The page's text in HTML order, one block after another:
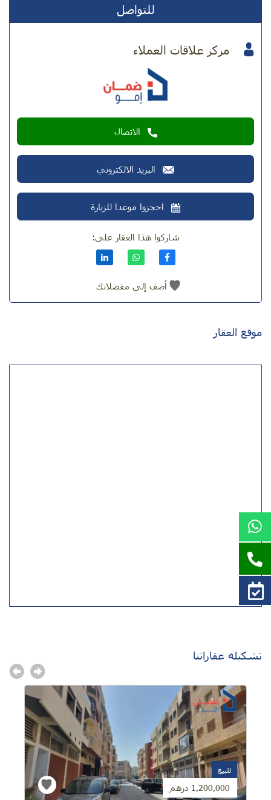
للتواصل
مركز علاقات العملاء
الاتصال
البريد الالكتروني
احجزوا موعدا للزيارة
شاركوا هذا العقار على:
أضف إلى مفضلاتك
موقع العقار
تشكيلة عقاراتنا
للبيع
1,200,000 درهم